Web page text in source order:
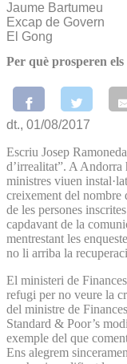
Jaume Bartumeu
Excap de Govern
El Gong
Per què prosperen els
dt., 01/08/2017
Escriu Josep
d’irrealitat”. A
ministres viuen
creixement del nombre
de les persones
capdavant de la
mentrestant les
no li arriba la
El ministeri de
refugi per no veure la
del ministre de
Standard & Poor’s
exemple del que
Ens alegrem